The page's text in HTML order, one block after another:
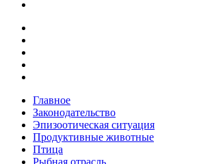
Главное
Законодательство
Эпизоотическая ситуация
Продуктивные животные
Птица
Рыбная отрасль